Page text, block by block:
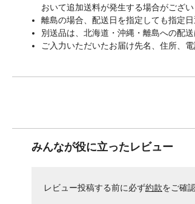
おいて追加送料が発生する場合がござい
離島の場合、配送日を指定しても指定
別送品は、北海道・沖縄・離島への配送
ご入力いただいたお届け先名、住所、
みんなが役に立ったレビュー
レビュー投稿する前に必ず約款をご確